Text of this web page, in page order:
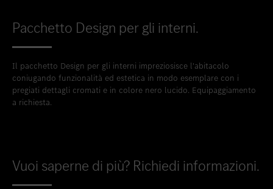
Pacchetto Design per gli interni.
Il pacchetto Design per gli interni impreziosisce l'abitacolo
coniugando funzionalità ed estetica in modo esemplare con i
pregiati dettagli cromati e in colore nero lucido. Equipaggiamento
a richiesta.
Vuoi saperne di più? Richiedi informazioni.